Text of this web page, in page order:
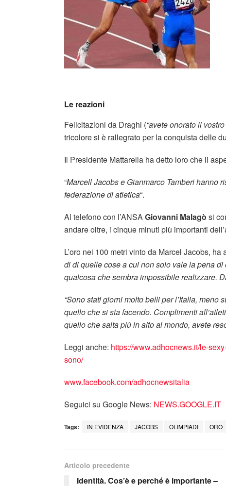
Le reazioni
Felicitazioni da Draghi (“avete onorato il
tricolore si è rallegrato per la conquista delle
Il Presidente Mattarella ha detto loro che li
“Marcell Jacobs e Gianmarco Tamberi hanno
federazione di atletica“.
Al telefono con l’ANSAGiovanni Malagò si
andare oltre, i cinque minuti più importanti
L’oro nei 100 metri vinto da Marcel Jacobs,
di di quelle cose a cui non solo vale la pena
qualcosa che sembra impossibile realizzare.
“Sono stati giorni molto belli per l’Italia, meno
quello che si sta facendo. Complimenti
quello che salta più in alto al mondo, avete
Leggi anche: https://www.adhocnews.it/le-
sono/
www.facebook.com/adhocnewsitalia
Seguici su Google News: NEWS.GOOGLE.IT
Tags: IN EVIDENZA JACOBS OLIMPIADI ORO
Articolo precedente
Identità. Cos’è e perché è importante –